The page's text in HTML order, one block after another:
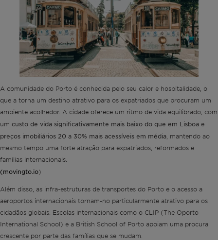
A comunidade do Porto é conhecida pelo seu calor e hospitalidade, o
que a torna um destino atrativo para os expatriados que procuram um
ambiente acolhedor. A cidade oferece um ritmo de vida equilibrado, com
um custo de vida significativamente mais baixo do que em Lisboa e
preços imobiliários 20 a 30% mais acessíveis em média , mantendo ao
mesmo tempo uma forte atração para expatriados, reformados e
famílias internacionais.
(movingto.io)
Além disso, as infra-estruturas de transportes do Porto e o acesso a
aeroportos internacionais tornam-no particularmente atrativo para os
cidadãos globais. Escolas internacionais como o CLIP (The Oporto
International School) e a British School of Porto apoiam uma procura
crescente por parte das famílias que se mudam.